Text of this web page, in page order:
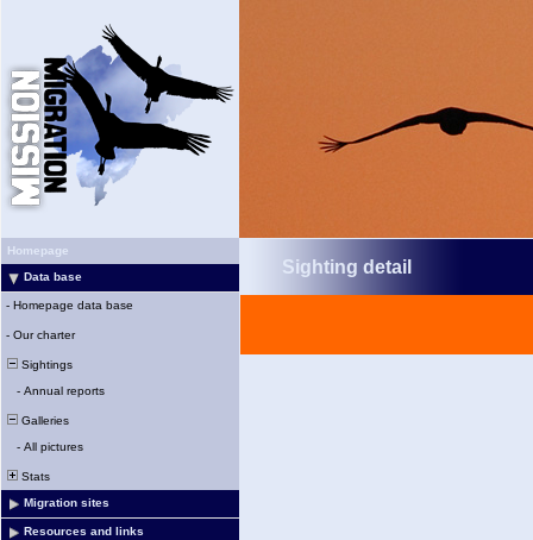
Homepage
Data base
- Homepage data base
- Our charter
Sightings
- Annual reports
Galleries
- All pictures
Stats
Migration sites
Resources and links
Sighting detail